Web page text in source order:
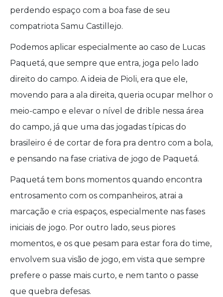
perdendo espaço com a boa fase de seu
compatriota Samu Castillejo.
Podemos aplicar especialmente ao caso de Lucas
Paquetá, que sempre que entra, joga pelo lado
direito do campo. A ideia de Pioli, era que ele,
movendo para a ala direita, queria ocupar melhor o
meio-campo e elevar o nível de drible nessa área
do campo, já que uma das jogadas típicas do
brasileiro é de cortar de fora pra dentro com a bola,
e pensando na fase criativa de jogo de Paquetá.
Paquetá tem bons momentos quando encontra
entrosamento com os companheiros, atrai a
marcação e cria espaços, especialmente nas fases
iniciais de jogo. Por outro lado, seus piores
momentos, e os que pesam para estar fora do time,
envolvem sua visão de jogo, em vista que sempre
prefere o passe mais curto, e nem tanto o passe
que quebra defesas.